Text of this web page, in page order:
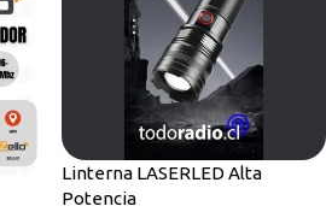
Linterna LASERLED Alta
Potencia